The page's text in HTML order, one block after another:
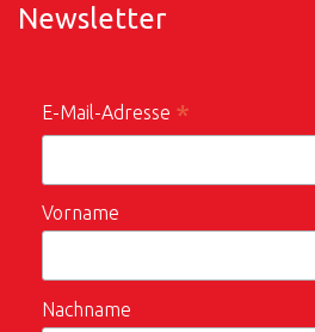
Newsletter
E-Mail-Adresse *
Vorname
Nachname